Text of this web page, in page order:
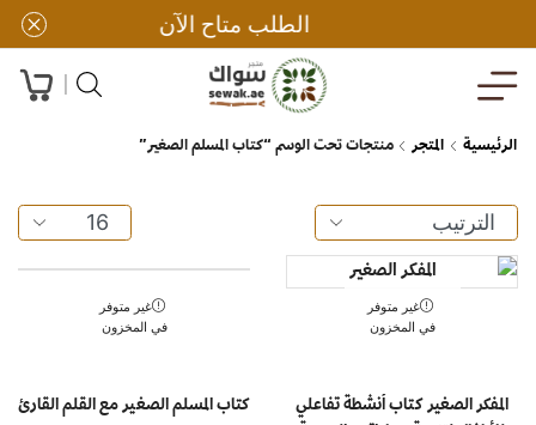
الطلب متاح الآن
الرئيسية المتجر منتجات تحت الوسم “كتاب المسلم الصغير”
غير متوفر
في المخزون
المفكر الصغير كتاب أنشطة تفاعلي
غير متوفر
في المخزون
كتاب المسلم الصغير مع القلم القارئ